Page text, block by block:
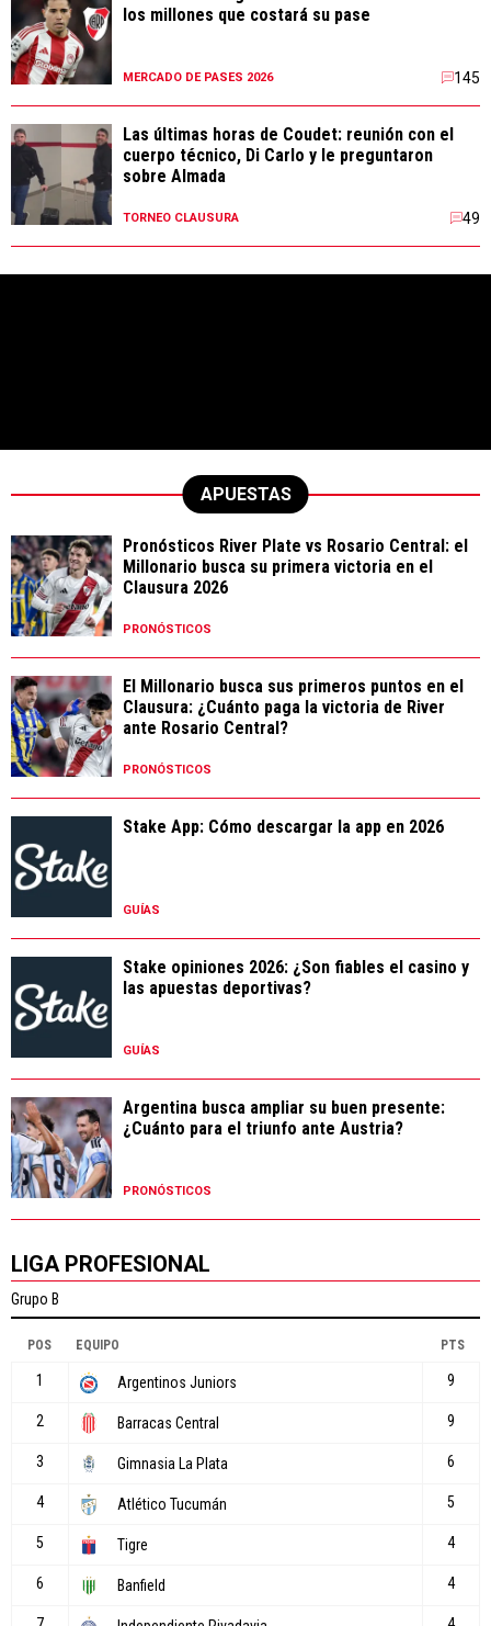
los millones que costará su pase
MERCADO DE PASES 2026 145
Las últimas horas de Coudet: reunión con el
cuerpo técnico, Di Carlo y le preguntaron
sobre Almada
TORNEO CLAUSURA 49
APUESTAS
Pronósticos River Plate vs Rosario Central: el
Millonario busca su primera victoria en el
Clausura 2026
PRONÓSTICOS
El Millonario busca sus primeros puntos en el
Clausura: ¿Cuánto paga la victoria de River
ante Rosario Central?
PRONÓSTICOS
Stake App: Cómo descargar la app en 2026
GUÍAS
Stake opiniones 2026: ¿Son fiables el casino y
las apuestas deportivas?
GUÍAS
Argentina busca ampliar su buen presente:
¿Cuánto para el triunfo ante Austria?
PRONÓSTICOS
LIGA PROFESIONAL